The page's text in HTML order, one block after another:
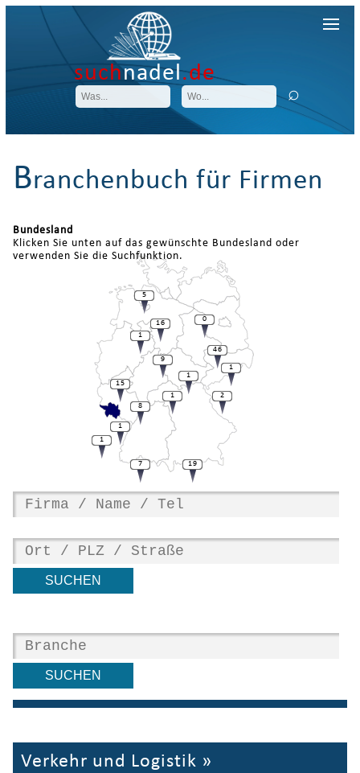
suchnadel.de
Branchenbuch für Firmen
Bundesland
Klicken Sie unten auf das gewünschte Bundesland oder
verwenden Sie die Suchfunktion.
2
1
15
46
1
0
16
5
1
9
1
8
1
7
1
19
Verkehr und Logistik »